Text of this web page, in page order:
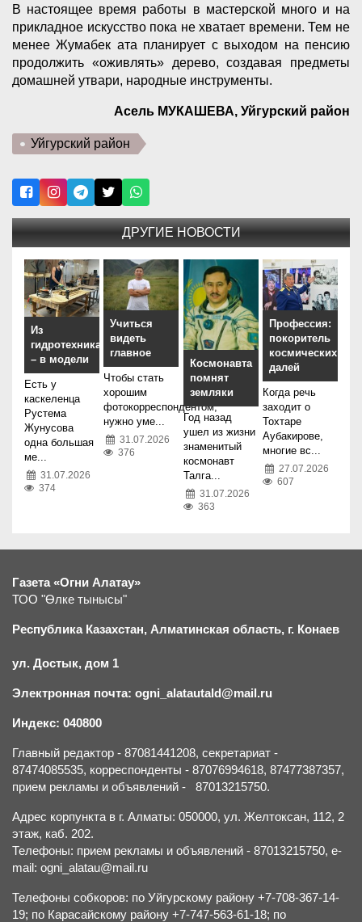
В настоящее время работы в мастерской много и на
прикладное искусство пока не хватает времени. Тем не
менее Жумабек ата планирует с выходом на пенсию
продолжить «оживлять» дерево, создавая предметы
домашней утвари, народные инструменты.
Асель МУКАШЕВА, Уйгурский район
Уйгурский район
ДРУГИЕ НОВОСТИ
Из
гидротехника
– в модели
Есть у
каскеленца
Рустема
Жунусова
одна большая
ме...
31.07.2026
374
Учиться
видеть
главное
Чтобы стать
хорошим
фотокорреспондентом,
нужно уме...
31.07.2026
376
Космонавта
помнят
земляки
Год назад
ушел из жизни
знаменитый
космонавт
Талга...
31.07.2026
363
Профессия:
покоритель
космических
далей
Когда речь
заходит о
Тохтаре
Аубакирове,
многие вс...
27.07.2026
607
Газета «Огни Алатау»
ТОО "Өлке тынысы"
Республика Казахстан, Алматинская область, г. Конаев
ул. Достык, дом 1
Электронная почта: ogni_alatautald@mail.ru
Индекс: 040800
Главный редактор - 87081441208, секретариат -
87474085535, корреспонденты - 87076994618, 87477387357,
прием рекламы и объявлений - 87013215750.
Адрес корпункта в г. Алматы: 050000, ул. Желтоксан, 112, 2
этаж, каб. 202.
Телефоны: прием рекламы и объявлений - 87013215750, e-
mail: ogni_alatau@mail.ru
Телефоны собкоров: по Уйгурскому району +7-708-367-14-
19; по Карасайскому району +7-747-563-61-18; по